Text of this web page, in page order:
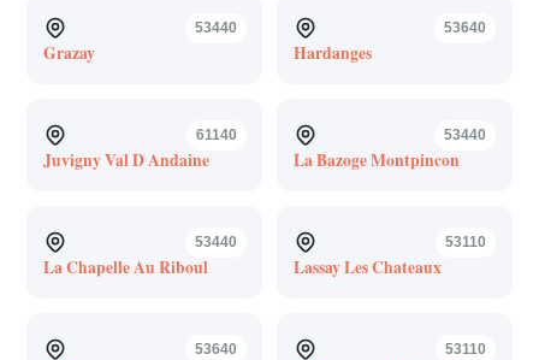
53440
Grazay
53640
Hardanges
61140
Juvigny Val D Andaine
53440
La Bazoge Montpincon
53440
La Chapelle Au Riboul
53110
Lassay Les Chateaux
53640 53110